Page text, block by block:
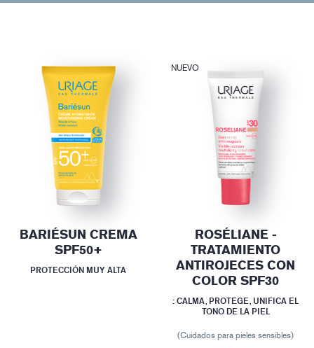
BARIÉSUN CREMA
SPF50+
PROTECCIÓN MUY ALTA
NUEVO
ROSÉLIANE -
TRATAMIENTO
ANTIROJECES CON
COLOR SPF30
: CALMA, PROTEGE, UNIFICA EL
TONO DE LA PIEL
(Cuidados para pieles sensibles)